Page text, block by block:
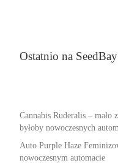
Ostatnio na
Cannabis Ruderalis –
byłoby nowoczesnych
Auto Purple Haze
nowoczesnym automacie